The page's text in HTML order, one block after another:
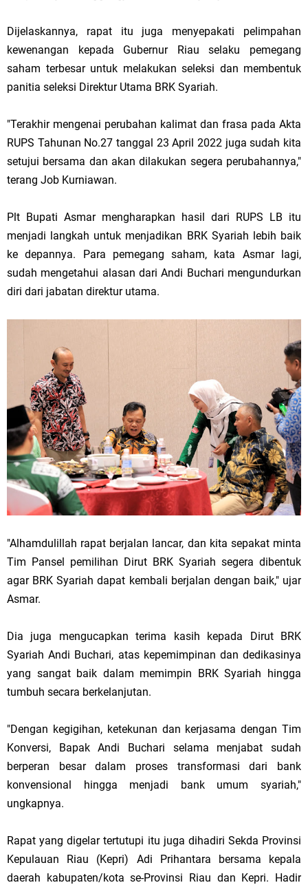
Dijelaskannya, rapat itu juga menyepakati pelimpahan
kewenangan kepada Gubernur Riau selaku pemegang
saham terbesar untuk melakukan seleksi dan membentuk
panitia seleksi Direktur Utama BRK Syariah.
"Terakhir mengenai perubahan kalimat dan frasa pada Akta
RUPS Tahunan No.27 tanggal 23 April 2022 juga sudah kita
setujui bersama dan akan dilakukan segera perubahannya,"
terang Job Kurniawan.
Plt Bupati Asmar mengharapkan hasil dari RUPS LB itu
menjadi langkah untuk menjadikan BRK Syariah lebih baik
ke depannya. Para pemegang saham, kata Asmar lagi,
sudah mengetahui alasan dari Andi Buchari mengundurkan
diri dari jabatan direktur utama.
"Alhamdulillah rapat berjalan lancar, dan kita sepakat minta
Tim Pansel pemilihan Dirut BRK Syariah segera dibentuk
agar BRK Syariah dapat kembali berjalan dengan baik," ujar
Asmar.
Dia juga mengucapkan terima kasih kepada Dirut BRK
Syariah Andi Buchari, atas kepemimpinan dan dedikasinya
yang sangat baik dalam memimpin BRK Syariah hingga
tumbuh secara berkelanjutan.
"Dengan kegigihan, ketekunan dan kerjasama dengan Tim
Konversi, Bapak Andi Buchari selama menjabat sudah
berperan besar dalam proses transformasi dari bank
konvensional hingga menjadi bank umum syariah,"
ungkapnya.
Rapat yang digelar tertutupi itu juga dihadiri Sekda Provinsi
Kepulauan Riau (Kepri) Adi Prihantara bersama kepala
daerah kabupaten/kota se-Provinsi Riau dan Kepri. Hadir